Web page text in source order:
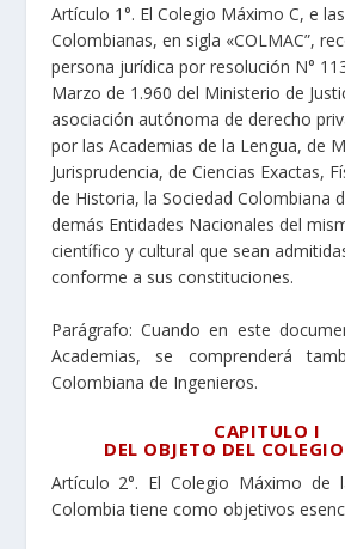
Artículo 1°. El Colegio Máximo C, e
Colombianas, en sigla «COLMAC”,
persona jurídica por resolución N°
Marzo de 1.960 del Ministerio de
asociación autónoma de derecho
por las Academias de la Lengua, de
Jurisprudencia, de Ciencias Exactas,
de Historia, la Sociedad Colombiana
demás Entidades Nacionales del
científico y cultural que sean
conforme a sus constituciones.
Parágrafo: Cuando en este
Academias, se comprenderá
Colombiana de Ingenieros.
CAPITULO I
DEL OBJETO DEL
Artículo 2°. El Colegio Máximo de
Colombia tiene como objetivos